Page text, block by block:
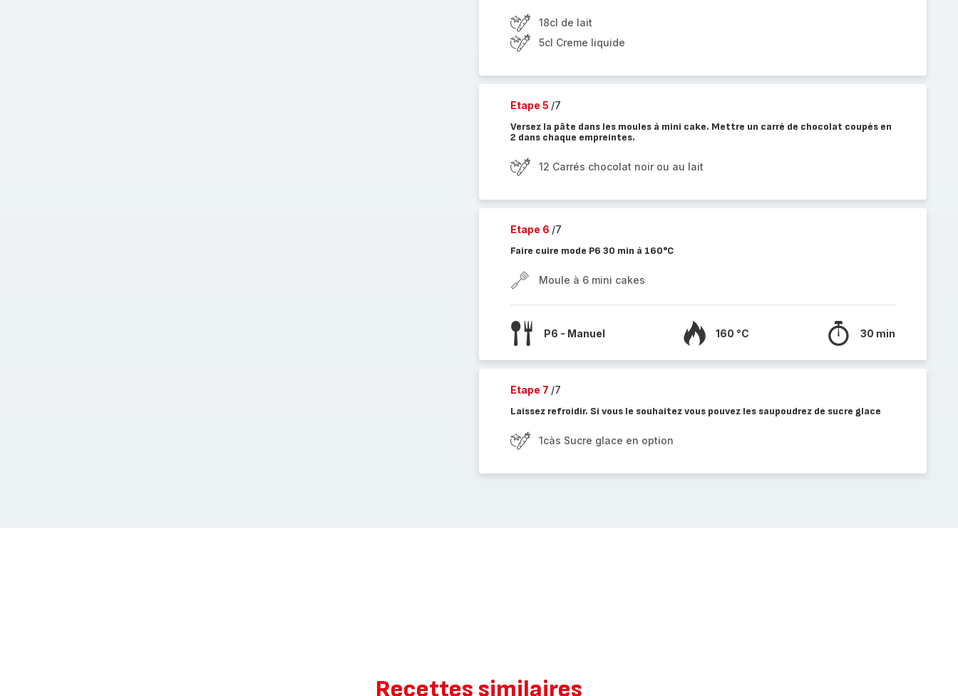
18cl de lait
5cl Creme liquide
Etape 5 /7
Versez la pâte dans les moules à mini cake. Mettre un carré de chocolat coupés en
2 dans chaque empreintes.
12 Carrés chocolat noir ou au lait
Etape 6 /7
Faire cuire mode P6 30 min à 160°C
Moule à 6 mini cakes
P6 - Manuel 160 °C 30 min
Etape 7 /7
Laissez refroidir. Si vous le souhaitez vous pouvez les saupoudrez de sucre glace
1càs Sucre glace en option
Recettes similaires